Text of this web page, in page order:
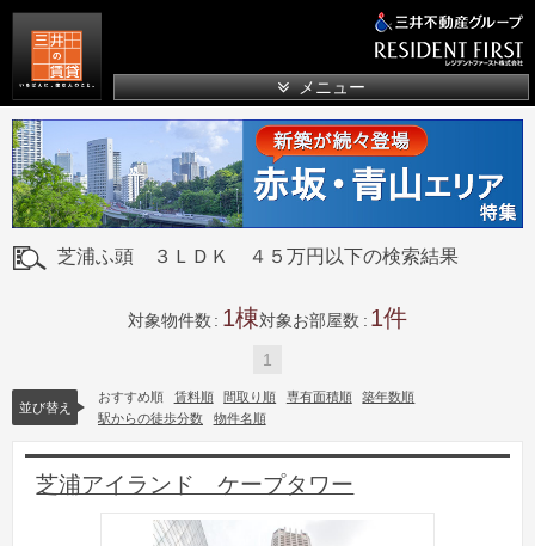
メニュー
芝浦ふ頭 ３ＬＤＫ ４５万円以下の検索結果
対象物件数 1 対象お部屋数 1
1
並び替え
おすすめ順 賃料順 間取り順 専有面積順
築年数順
駅からの徒歩分数
物件名順
芝浦アイランド ケープタワー